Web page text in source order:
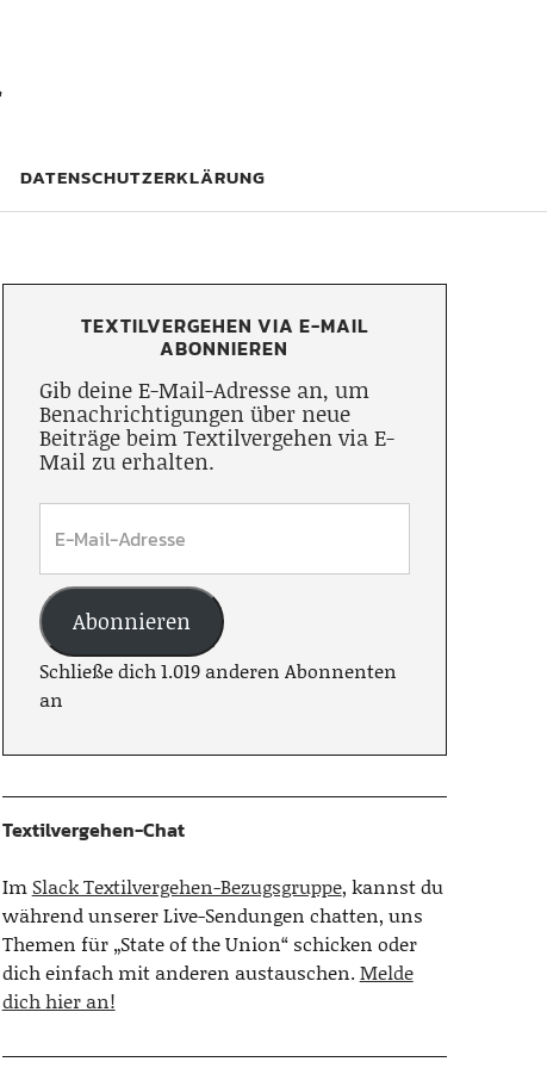
DATENSCHUTZERKLÄRUNG
TEXTILVERGEHEN VIA E-MAIL
ABONNIEREN
Gib deine E-Mail-Adresse an, um
Benachrichtigungen über neue
Beiträge beim Textilvergehen via E-
Mail zu erhalten.
Abonnieren
Schließe dich 1.019 anderen Abonnenten
an
Textilvergehen-Chat
Im Slack Textilvergehen-Bezugsgruppe, kannst du
während unserer Live-Sendungen chatten, uns
Themen für „State of the Union“ schicken oder
dich einfach mit anderen austauschen.Melde
dich hier an!